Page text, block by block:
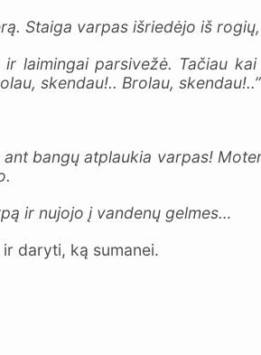
Staiga varpas išriedėjo iš
laimingai parsivežė. Tačiau
skendau!.. Brolau, skendau!..”
bangų atplaukia varpas!
ir nujojo į vandenų gelmes…
daryti, ką sumanei.